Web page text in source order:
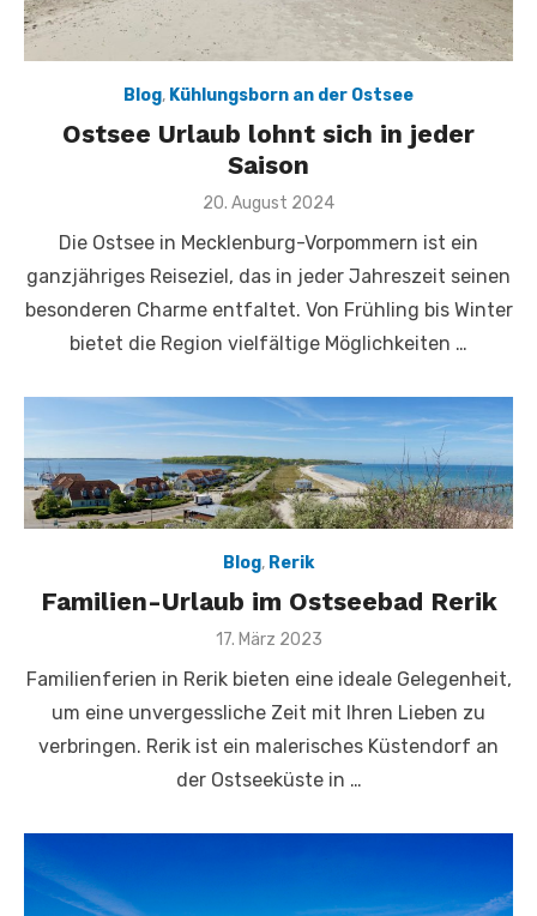
Blog, Kühlungsborn an der Ostsee
Ostsee Urlaub lohnt sich in jeder
Saison
Veröffentlicht
20. August 2024
Die Ostsee in Mecklenburg-Vorpommern ist ein
ganzjähriges Reiseziel, das in jeder Jahreszeit seinen
besonderen Charme entfaltet. Von Frühling bis Winter
bietet die Region vielfältige Möglichkeiten …
Blog, Rerik
Familien-Urlaub im Ostseebad Rerik
Veröffentlicht
17. März 2023
Familienferien in Rerik bieten eine ideale Gelegenheit,
um eine unvergessliche Zeit mit Ihren Lieben zu
verbringen. Rerik ist ein malerisches Küstendorf an
der Ostseeküste in …